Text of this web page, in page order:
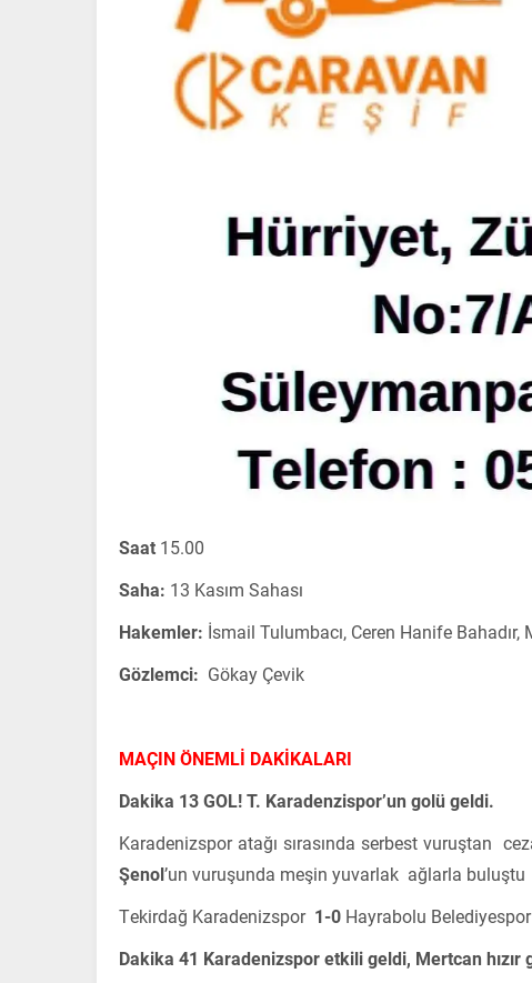
Saat 15.00
Saha: 13 Kasım Sahası
Hakemler: İsmail Tulumbacı, Ceren Hanife
Gözlemci: Gökay Çevik
MAÇIN ÖNEMLİ DAKİKALARI
Dakika 13 GOL! T. Karadenzispor’un golü geldi.
Karadenizspor atağı sırasında serbest vuruştan
Şenol’un vuruşunda meşin yuvarlak ağlarla buluştu
Tekirdağ Karadenizspor 1-0 Hayrabolu Belediyespor
Dakika 41 Karadenizspor etkili geldi, Mertcan hızır